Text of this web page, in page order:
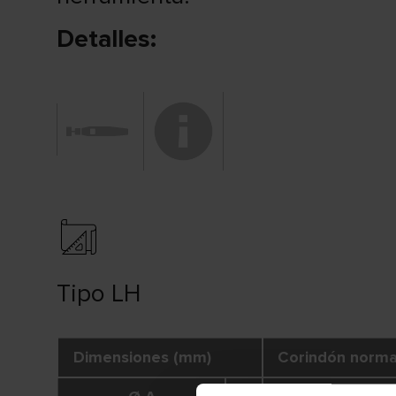
Detalles:
Tipo LH
Dimensiones (mm) Corindón